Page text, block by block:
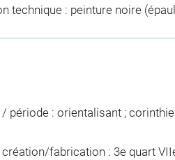
technique : peinture noire
/ période : orientalisant ;
création/fabrication : 3e quart